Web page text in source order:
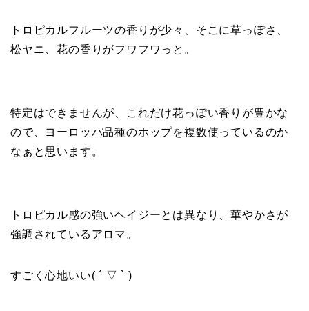
トロピカルフルーツの香りが少々、そこに草っぽさ、
松ヤニ、花の香りがフワフワっと。
特定はできませんが、これだけ花っぽい香りが豊かな
ので、ヨーロッパ品種のホップを複数使っているのか
なぁと思います。
トロピカル感の強いヘイジーとは異なり、華やかさが
強調されているアロマ。
すごく心地いい( ´ ▽ ` )